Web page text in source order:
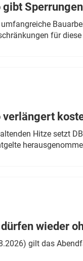
gibt
für
verlängert
Hitze setzt
wieder
gilt das